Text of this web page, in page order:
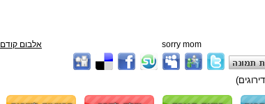
אלבום קודם sorry mom